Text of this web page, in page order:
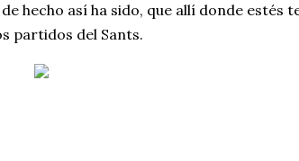
hecho así ha sido, que allí donde estés
partidos del Sants.